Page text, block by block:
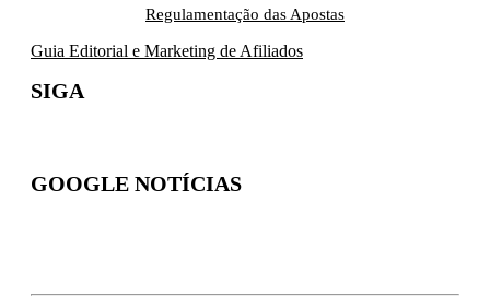
Regulamentação das Apostas
Guia Editorial e Marketing de Afiliados
SIGA
GOOGLE NOTÍCIAS